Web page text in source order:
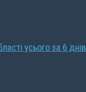
усього за 6 днів